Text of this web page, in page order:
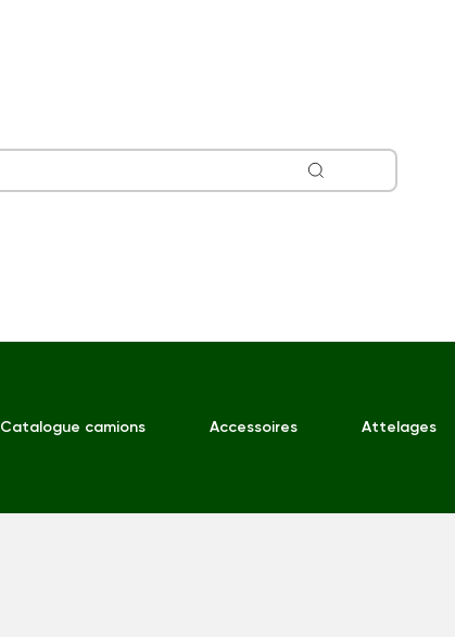
Catalogue camions Accessoires Attelages